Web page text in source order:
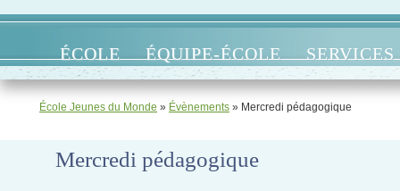
ÉCOLE ÉQUIPE-ÉCOLE SERVICES
École Jeunes du Monde » Évènements » Mercredi pédagogique
Mercredi pédagogique